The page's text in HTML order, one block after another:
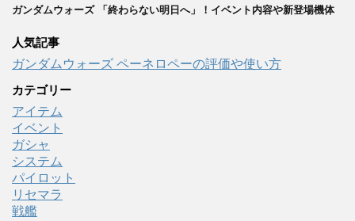
ガンダムウォーズ 「終わらない明日へ」！イベント内容や新登場機体
人気記事
ガンダムウォーズ ペーネロペーの評価や使い方
カテゴリー
アイテム
イベント
ガシャ
システム
パイロット
リセマラ
戦艦